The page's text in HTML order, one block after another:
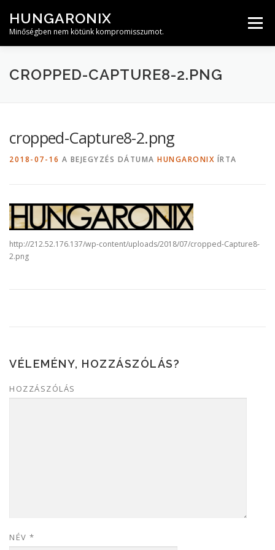
tartalomhoz
HUNGARONIX
Minőségben nem kötünk kompromisszumot.
Menü
CROPPED-CAPTURE8-2.PNG
cropped-Capture8-2.png
2018-07-16 A BEJEGYZÉS DÁTUMA HUNGARONIX ÍRTA
http://212.52.176.137/wp-content/uploads/2018/07/cropped-Capture8-
2.png
VÉLEMÉNY, HOZZÁSZÓLÁS?
HOZZÁSZÓLÁS
NÉV *